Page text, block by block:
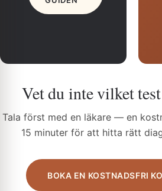
Vet du inte vilket
Tala först med en läkare — en
15 minuter för att hitta rätt
BOKA EN KOSTNADSFRI